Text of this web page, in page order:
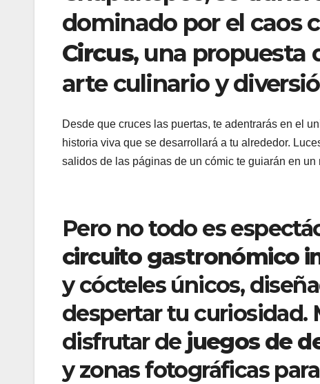
dominado por el caos
Circus, una propuesta
arte culinario y
Desde que cruces las puertas, te adentrarás en el
historia viva que se desarrollará a tu alrededor.
salidos de las páginas de un cómic te guiarán en
Pero no todo es
circuito gastronómico
y cócteles únicos,
despertar tu curiosidad.
disfrutar de juegos de
y zonas fotográficas